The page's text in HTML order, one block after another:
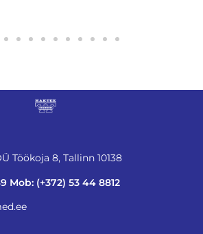
Töökoja 8, Tallinn 10138
Mob: (+372) 53 44 8812